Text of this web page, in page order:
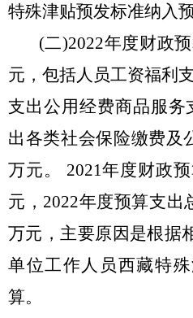
特殊津贴预发标准纳入预
(二)2022年度财政
元，包括人员工资福利
支出公用经费商品服务
出各类社会保险缴费及
万元。 2021年度财政
元，2022年度预算支出
万元，主要原因是根据
单位工作人员西藏特
算。